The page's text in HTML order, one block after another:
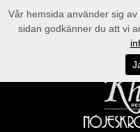
Vår hemsida använder sig
sidan godkänner du att vi